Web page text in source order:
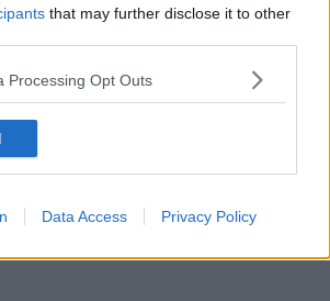
that may further disclose it to other
Processing Opt Outs
Data Access Privacy Policy